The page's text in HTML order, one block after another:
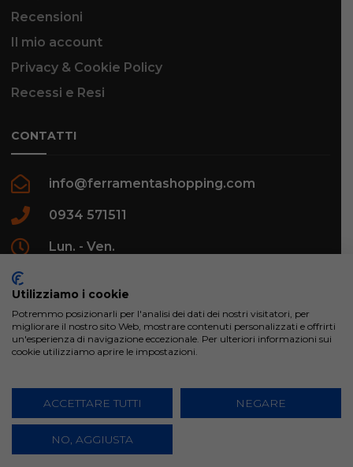
Recensioni
Il mio account
Privacy & Cookie Policy
Recessi e Resi
CONTATTI
info@ferramentashopping.com
0934 571511
Lun. - Ven.
Creative Agency | All Rights Reserved.
Utilizziamo i cookie
Potremmo posizionarli per l'analisi dei dati dei nostri visitatori, per
migliorare il nostro sito Web, mostrare contenuti personalizzati e offrirti
un'esperienza di navigazione eccezionale. Per ulteriori informazioni sui
cookie utilizziamo aprire le impostazioni.
ACCETTARE TUTTI NEGARE
NO, AGGIUSTA